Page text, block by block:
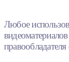
Любое